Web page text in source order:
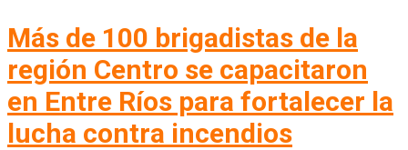
Más de 100 brigadistas de la
región Centro se capacitaron
en Entre Ríos para fortalecer la
lucha contra incendios